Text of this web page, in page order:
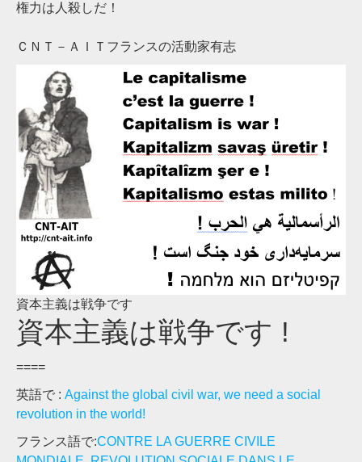
権力は人殺しだ！
ＣＮＴ－ＡＩＴフランスの活動家有志
資本主義は戦争です
資本主義は戦争です !
====
英語で : Against the global civil war, we need a social
revolution in the world!
フランス語で:CONTRE LA GUERRE CIVILE